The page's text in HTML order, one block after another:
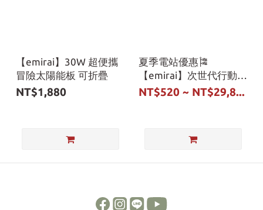
【emirai】30W 超便攜
冒險太陽能板 可折疊
NT$1,880
夏季電站優惠🎏
【emirai】次世代行動電
源 太空灰 EMR1500 可
NT$520 ~ NT$29,8...